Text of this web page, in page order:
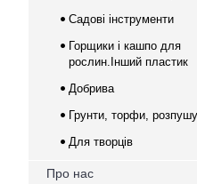
Садові інструменти
Горщики і кашпо для
рослин.Інший пластик
Добрива
Грунти, торфи,
Для творців
Про нас